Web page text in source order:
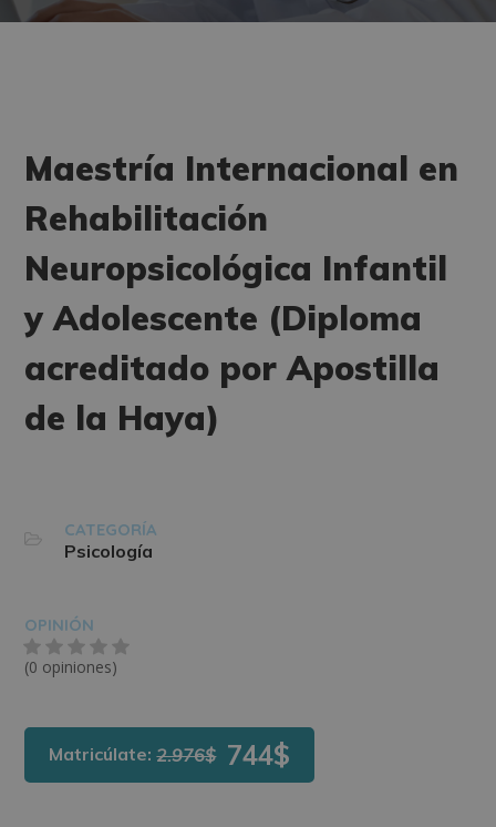
Maestría Internacional en
Rehabilitación
Neuropsicológica Infantil
y Adolescente (Diploma
acreditado por Apostilla
de la Haya)
CATEGORÍA
Psicología
OPINIÓN
(0 opiniones)
Matricúlate:2.976$ 744$